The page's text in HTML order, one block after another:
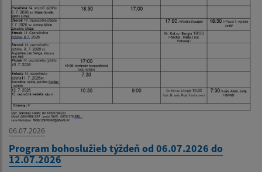
06.07.2026
Program bohoslužieb týždeň od 06.07.2026 do
12.07.2026